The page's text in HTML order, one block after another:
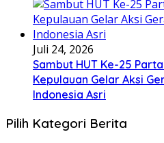
Juli 24, 2026
Sambut HUT Ke-25
Kepulauan Gelar Aksi
Indonesia Asri
Pilih Kategori Berita